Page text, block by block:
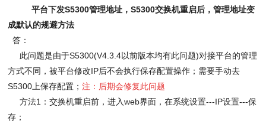
平台下发S5300管理地址，S5300交换机重启后，管理地址变
成默认的规避方法
答：
此问题是由于S5300(V4.3.4以前版本均有此问题)对接平台的管理
方式不同，被平台修改IP后不会执行保存配置操作；需要手动去
S5300上保存配置；注：后期会修复此问题
方法1：交换机重启前，进入web界面，在系统设置---IP设置---保
存；